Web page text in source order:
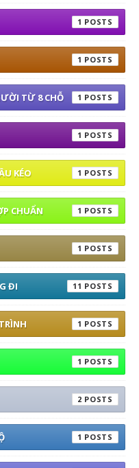
1
1
TỪ 8 CHỖ 1
1
KÉO 1
CHUẨN 1
1
ĐI 11
1
1
2
1